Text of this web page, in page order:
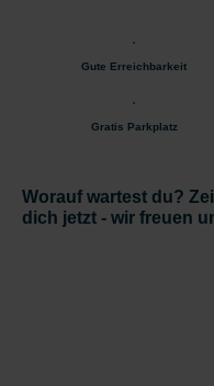
Gute Erreichbarkeit
Gratis Parkplatz
Worauf wartest du?
dich jetzt - wir freuen